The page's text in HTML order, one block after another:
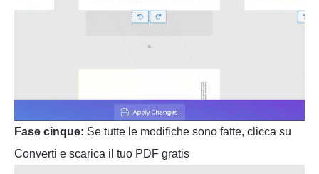
Fase cinque: Se tutte le modifiche sono fatte, clicca su
Converti e scarica il tuo PDF gratis